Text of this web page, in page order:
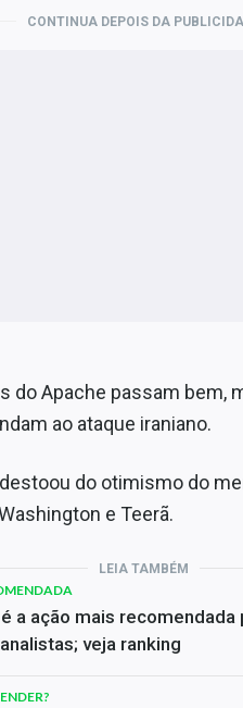
CONTINUA DEPOIS DA
do Apache passam bem,
ao ataque iraniano.
do otimismo do
e Teerã.
LEIA TAMBÉM
a ação mais
veja ranking